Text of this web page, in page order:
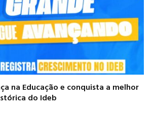
na Educação e conquista a melhor
do Ideb